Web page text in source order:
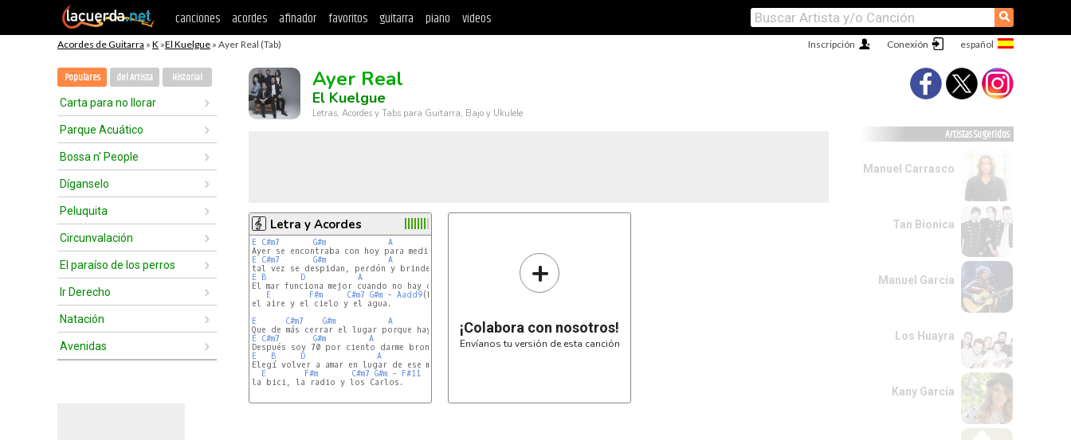
canciones acordes afinador favoritos guitarra piano videos ⚲
Acordes de Guitarra » K »El Kuelgue » Ayer Real (Tab) Conexión
Inscripción
Populares del Artista Historial
Carta para no llorar
Parque Acuático
Bossa n' People
Díganselo
Peluquita
Circunvalación
El paraíso de los perros
Ir Derecho
Natación
Avenidas
Ayer Real
El Kuelgue
Letras, Acordes y Tabs para Guitarra, Bajo y Ukulele
Letra y Acordes
E C#m7 G#m
A
E C#m7 G#m
A
E B D
A
El mar funciona mejor cuando no hay criatura
E
F#m C#m7 G#m - Aadd9(Pasaje rapido de A Aadd9
el aire y el cielo y el agua.
E
C#m7 G#m
A
E C#m7 G#m
A
E
B D
A
Elegí volver a amar en lugar de ese martes
E
F#m C#m7 G#m - F#11
la bici, la radio y los Carlos.
+
¡Colabora con nosotros!
Envíanos tu versión de esta canción
Artistas Sugeridos
Manuel Carrasco
Tan Bionica
Manuel García
Los Huayra
Kany García